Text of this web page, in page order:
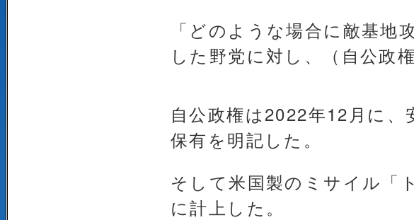
「どのような場合に敵基
した野党に対し、（自公政
自公政権は2022年12月に
保有を明記した。
そして米国製のミサイル「
に計上した。